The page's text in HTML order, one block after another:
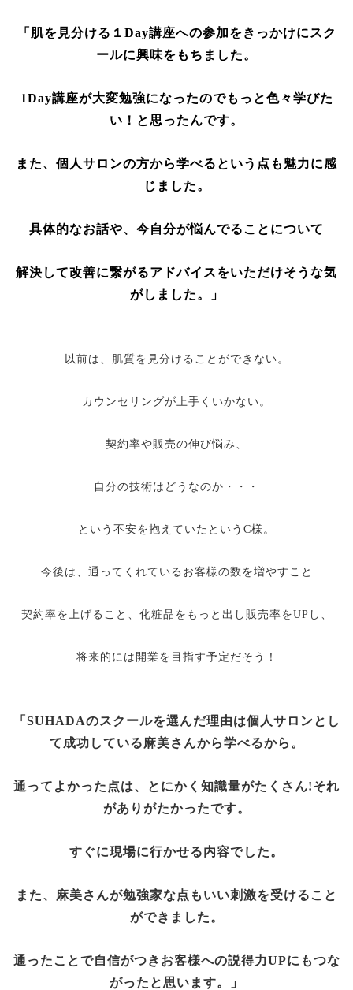
「肌を見分ける１Day講座への参加をきっかけにスク
ールに興味をもちました。
1Day講座が大変勉強になったのでもっと色々学びた
い！と思ったんです。
また、個人サロンの方から学べるという点も魅力に感
じました。
具体的なお話や、今自分が悩んでることについて
解決して改善に繋がるアドバイスをいただけそうな気
がしました。」
以前は、肌質を見分けることができない。
カウンセリングが上手くいかない。
契約率や販売の伸び悩み、
自分の技術はどうなのか・・・
という不安を抱えていたというC様。
今後は、通ってくれているお客様の数を増やすこと
契約率を上げること、化粧品をもっと出し販売率をUPし、
将来的には開業を目指す予定だそう！
「SUHADAのスクールを選んだ理由は個人サロンとし
て成功している麻美さんから学べるから。
通ってよかった点は、とにかく知識量がたくさん!それ
がありがたかったです。
すぐに現場に行かせる内容でした。
また、麻美さんが勉強家な点もいい刺激を受けること
ができました。
通ったことで自信がつきお客様への説得力UPにもつな
がったと思います。」